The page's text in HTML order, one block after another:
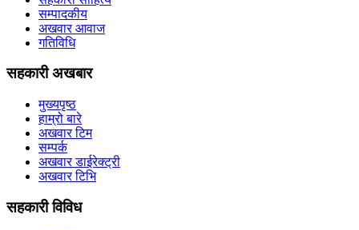
सम्पादकीय
अखवार आवाज
गतिविधि
सहकारी अखबार
मुख्यपृष्ठ
हाम्रो बारे
अखवार टिम
सम्पर्क
अखवार डाईरेक्ट्री
अखवार टिभि
सहकारी विविध